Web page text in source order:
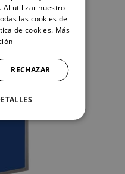
Al utilizar nuestro
las cookies de
de cookies. Más
RECHAZAR